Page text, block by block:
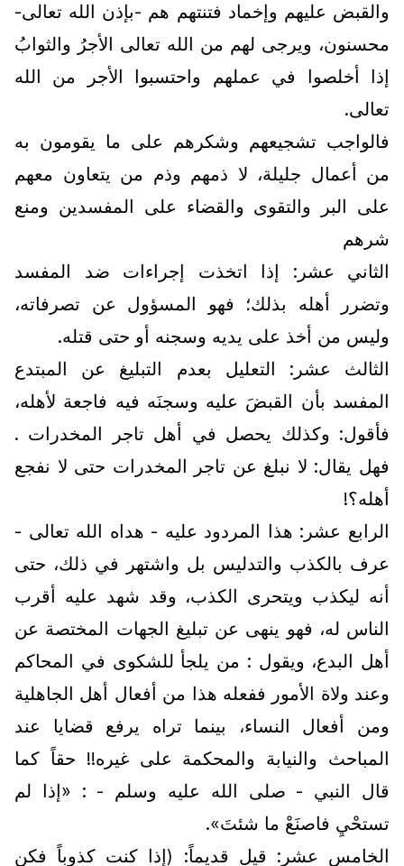
والقبض عليهم وإخماد فتنتهم هم -بإذن الله تعالى-
محسنون، ويرجى لهم من الله تعالى الأجرُ والثوابُ
إذا أخلصوا في عملهم واحتسبوا الأجر من الله
تعالى.
فالواجب تشجيعهم وشكرهم على ما يقومون به
من أعمال جليلة، لا ذمهم وذم من يتعاون معهم
على البر والتقوى والقضاء على المفسدين ومنع
شرهم
الثاني عشر: إذا اتخذت إجراءات ضد المفسد
وتضرر أهله بذلك؛ فهو المسؤول عن تصرفاته،
وليس من أخذ على يديه وسجنه أو حتى قتله.
الثالث عشر: التعليل بعدم التبليغ عن المبتدع
المفسد بأن القبضَ عليه وسجنَه فيه فاجعة لأهله،
فأقول: وكذلك يحصل في أهل تاجر المخدرات .
فهل يقال: لا نبلغ عن تاجر المخدرات حتى لا نفجع
أهله؟!
الرابع عشر: هذا المردود عليه - هداه الله تعالى -
عرف بالكذب والتدليس بل واشتهر في ذلك، حتى
أنه ليكذب ويتحرى الكذب، وقد شهد عليه أقرب
الناس له، فهو ينهى عن تبليغ الجهات المختصة عن
أهل البدع، ويقول : من يلجأ للشكوى في المحاكم
وعند ولاة الأمور ففعله هذا من أفعال أهل الجاهلية
ومن أفعال النساء، بينما تراه يرفع قضايا عند
المباحث والنيابة والمحكمة على غيره!! حقاً كما
قال النبي - صلى الله عليه وسلم - : «إذا لم
تستحْيِ فاصنَعْ ما شئتَ».
الخامس عشر: قيل قديماً: (إذا كنت كذوباً فكن